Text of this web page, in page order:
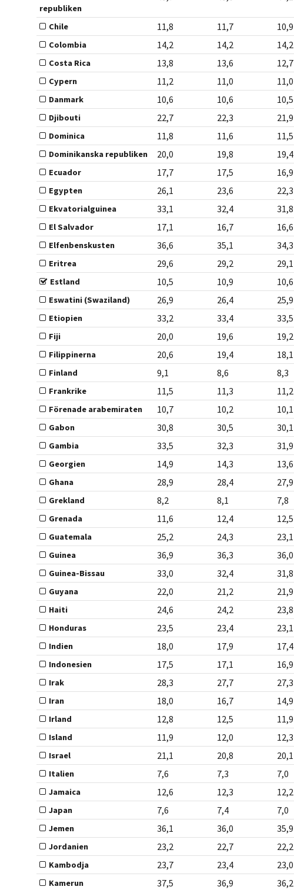
republiken
Chile 11,8 11,7 10,9
Colombia 14,2 14,2 14,2
Costa Rica 13,8 13,6 12,7
Cypern 11,2 11,0 11,0
Danmark 10,6 10,6 10,5
Djibouti 22,7 22,3 21,9
Dominica 11,8 11,6 11,5
Dominikanska republiken 20,0 19,8 19,4
Ecuador 17,7 17,5 16,9
Egypten 26,1 23,6 22,3
Ekvatorialguinea 33,1 32,4 31,8
El Salvador 17,1 16,7 16,6
Elfenbenskusten 36,6 35,1 34,3
Eritrea 29,6 29,2 29,1
Estland 10,5 10,9 10,6
Eswatini (Swaziland) 26,9 26,4 25,9
Etiopien 33,2 33,4 33,5
Fiji 20,0 19,6 19,2
Filippinerna 20,6 19,4 18,1
Finland 9,1 8,6 8,3
Frankrike 11,5 11,3 11,2
Förenade arabemiraten 10,7 10,2 10,1
Gabon 30,8 30,5 30,1
Gambia 33,5 32,3 31,9
Georgien 14,9 14,3 13,6
Ghana 28,9 28,4 27,9
Grekland 8,2 8,1 7,8
Grenada 11,6 12,4 12,5
Guatemala 25,2 24,3 23,1
Guinea 36,9 36,3 36,0
Guinea-Bissau 33,0 32,4 31,8
Guyana 22,0 21,2 21,9
Haiti 24,6 24,2 23,8
Honduras 23,5 23,4 23,1
Indien 18,0 17,9 17,4
Indonesien 17,5 17,1 16,9
Irak 28,3 27,7 27,3
Iran 18,0 16,7 14,9
Irland 12,8 12,5 11,9
Island 11,9 12,0 12,3
Israel 21,1 20,8 20,1
Italien 7,6 7,3 7,0
Jamaica 12,6 12,3 12,2
Japan 7,6 7,4 7,0
Jemen 36,1 36,0 35,9
Jordanien 23,2 22,7 22,2
Kambodja 23,7 23,4 23,0
Kamerun 37,5 36,9 36,2